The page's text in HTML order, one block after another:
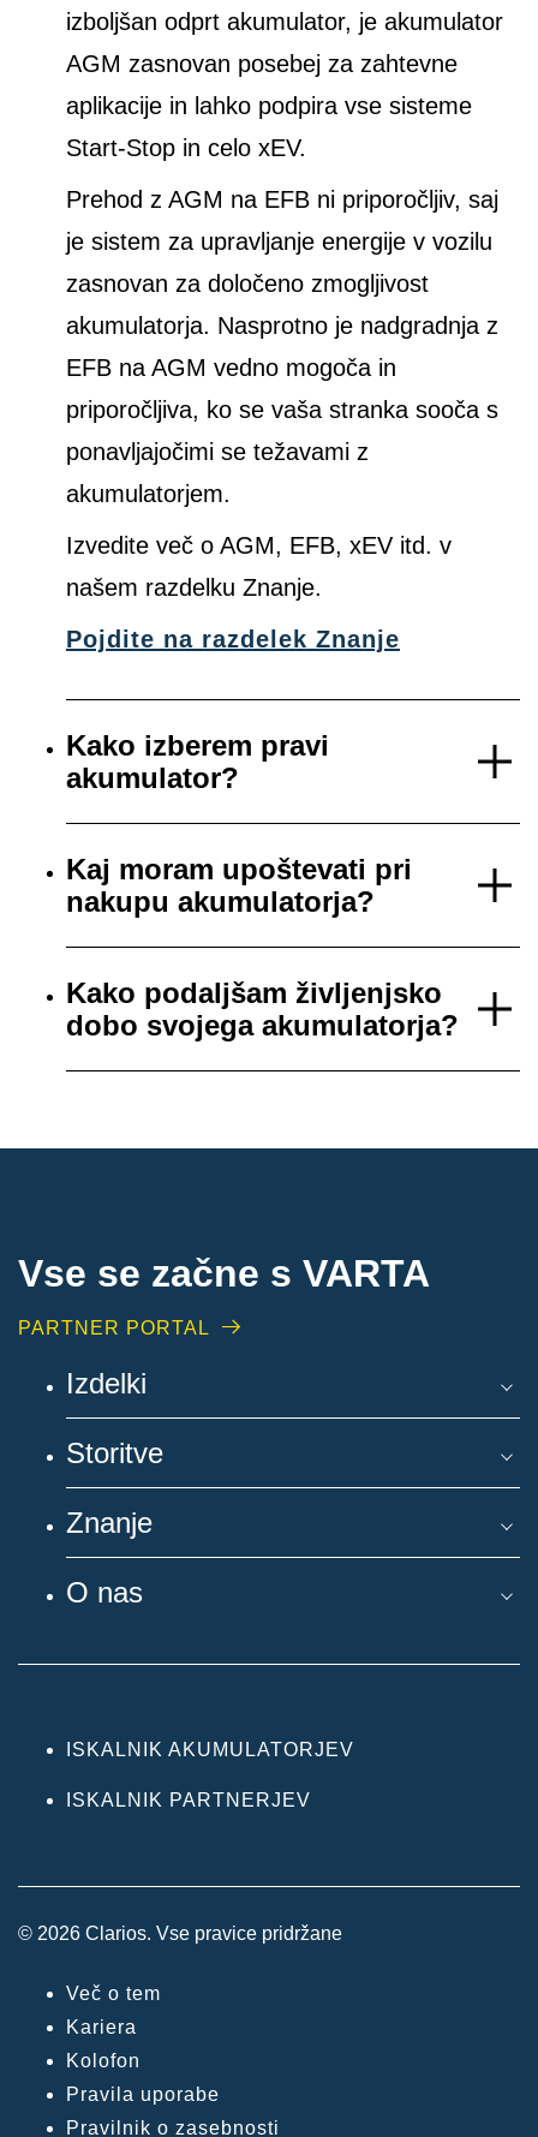
izboljšan odprt akumulator, je akumulator
AGM zasnovan posebej za zahtevne
aplikacije in lahko podpira vse sisteme
Start-Stop in celo xEV.
Prehod z AGM na EFB ni priporočljiv, saj
je sistem za upravljanje energije v vozilu
zasnovan za določeno zmogljivost
akumulatorja. Nasprotno je nadgradnja z
EFB na AGM vedno mogoča in
priporočljiva, ko se vaša stranka sooča s
ponavljajočimi se težavami z
akumulatorjem.
Izvedite več o AGM, EFB, xEV itd. v
našem razdelku Znanje.
Pojdite na razdelek Znanje
Kako izberem pravi
akumulator?
Kaj moram upoštevati pri
nakupu akumulatorja?
Kako podaljšam življenjsko
dobo svojega akumulatorja?
Vse se začne s VARTA
PARTNER PORTAL
Izdelki
Storitve
Znanje
O nas
ISKALNIK AKUMULATORJEV
ISKALNIK PARTNERJEV
© 2026 Clarios. Vse pravice pridržane
Več o tem
Kariera
Kolofon
Pravila uporabe
Pravilnik o zasebnosti